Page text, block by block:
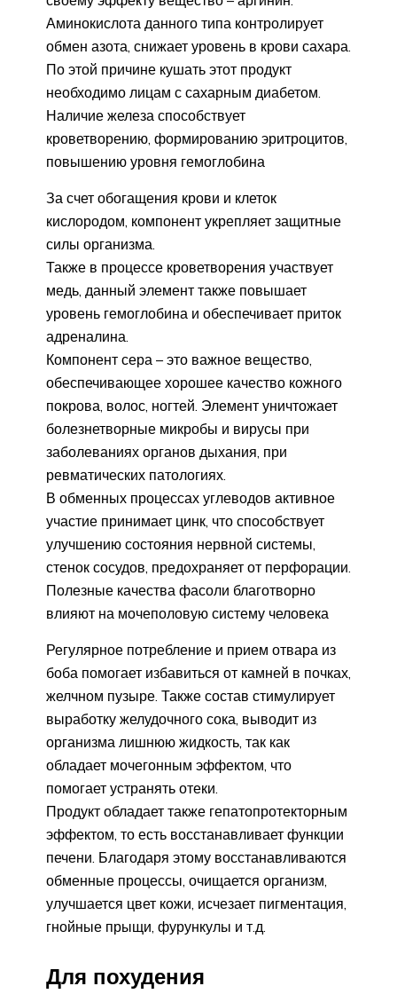
Аминокислота данного типа контролирует
обмен азота, снижает уровень в крови сахара.
По этой причине кушать этот продукт
необходимо лицам с сахарным диабетом.
Наличие железа способствует
кроветворению, формированию эритроцитов,
повышению уровня гемоглобина
За счет обогащения крови и клеток
кислородом, компонент укрепляет защитные
силы организма.
Также в процессе кроветворения участвует
медь, данный элемент также повышает
уровень гемоглобина и обеспечивает приток
адреналина.
Компонент сера – это важное вещество,
обеспечивающее хорошее качество кожного
покрова, волос, ногтей. Элемент уничтожает
болезнетворные микробы и вирусы при
заболеваниях органов дыхания, при
ревматических патологиях.
В обменных процессах углеводов активное
участие принимает цинк, что способствует
улучшению состояния нервной системы,
стенок сосудов, предохраняет от перфорации.
Полезные качества фасоли благотворно
влияют на мочеполовую систему человека
Регулярное потребление и прием отвара из
боба помогает избавиться от камней в почках,
желчном пузыре. Также состав стимулирует
выработку желудочного сока, выводит из
организма лишнюю жидкость, так как
обладает мочегонным эффектом, что
помогает устранять отеки.
Продукт обладает также гепатопротекторным
эффектом, то есть восстанавливает функции
печени. Благодаря этому восстанавливаются
обменные процессы, очищается организм,
улучшается цвет кожи, исчезает пигментация,
гнойные прыщи, фурункулы и т.д.
Для похудения